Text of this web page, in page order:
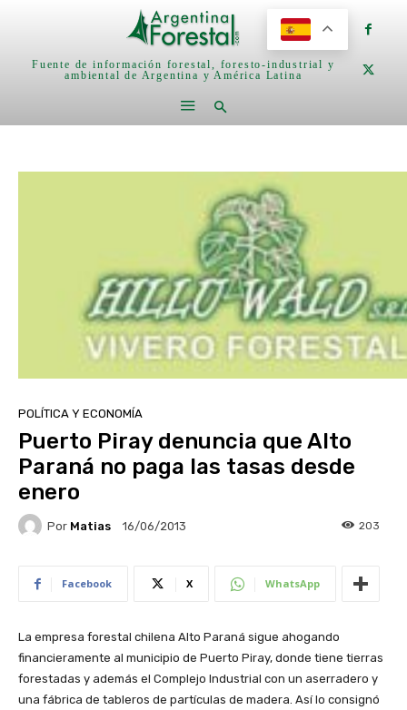
Fuente de información forestal, foresto-industrial y
ambiental de Argentina y América Latina
POLÍTICA Y ECONOMÍA
Puerto Piray denuncia que Alto
Paraná no paga las tasas desde
enero
Por Matias 16/06/2013 203
Facebook X WhatsApp
La empresa forestal chilena Alto Paraná sigue ahogando
financieramente al municipio de Puerto Piray, donde tiene tierras
forestadas y además el Complejo Industrial con un aserradero y
una fábrica de tableros de partículas de madera. Así lo consignó